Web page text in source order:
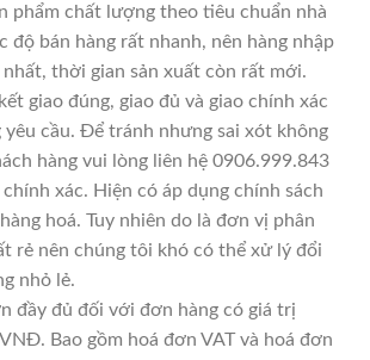
phẩm chất lượng theo tiêu chuẩn nhà
độ bán hàng rất nhanh, nên hàng nhập
nhất, thời gian sản xuất còn rất mới.
giao đúng, giao đủ và giao chính xác
yêu cầu. Để tránh nhưng sai xót không
hàng vui lòng liên hệ 0906.999.843
xác. Hiện có áp dụng chính sách
hoá. Tuy nhiên do là đơn vị phân
rẻ nên chúng tôi khó có thể xử lý đổi
nhỏ lẻ.
đầy đủ đối với đơn hàng có giá trị
Bao gồm hoá đơn VAT và hoá đơn